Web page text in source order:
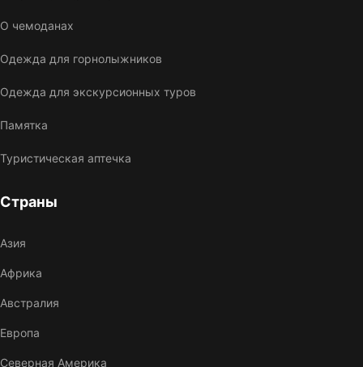
О чемоданах
Одежда для горнолыжников
Одежда для экскурсионных туров
Памятка
Туристическая аптечка
Страны
Азия
Африка
Австралия
Европа
Северная Америка